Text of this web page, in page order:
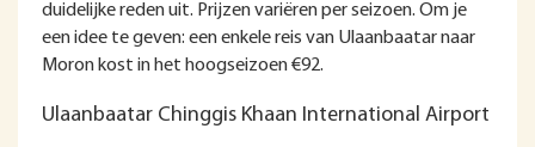
duidelijke reden uit. Prijzen variëren per seizoen. Om je
een idee te geven: een enkele reis van Ulaanbaatar naar
Moron kost in het hoogseizoen €92.
Ulaanbaatar Chinggis Khaan International Airport